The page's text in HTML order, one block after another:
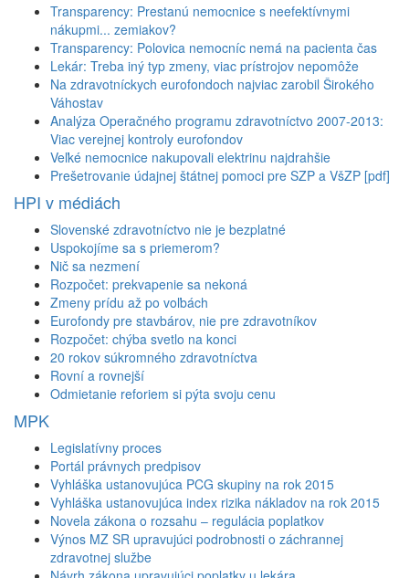
Transparency: Prestanú nemocnice s neefektívnymi
nákupmi... zemiakov?
Transparency: Polovica nemocníc nemá na pacienta čas
Lekár: Treba iný typ zmeny, viac prístrojov nepomôže
Na zdravotníckych eurofondoch najviac zarobil Širokého
Váhostav
Analýza Operačného programu zdravotníctvo 2007-2013:
Viac verejnej kontroly eurofondov
Veľké nemocnice nakupovali elektrinu najdrahšie
Prešetrovanie údajnej štátnej pomoci pre SZP a VšZP [pdf]
HPI v médiách
Slovenské zdravotníctvo nie je bezplatné
Uspokojíme sa s priemerom?
Nič sa nezmení
Rozpočet: prekvapenie sa nekoná
Zmeny prídu až po voľbách
Eurofondy pre stavbárov, nie pre zdravotníkov
Rozpočet: chýba svetlo na konci
20 rokov súkromného zdravotníctva
Rovní a rovnejší
Odmietanie reforiem si pýta svoju cenu
MPK
Legislatívny proces
Portál právnych predpisov
Vyhláška ustanovujúca PCG skupiny na rok 2015
Vyhláška ustanovujúca index rizika nákladov na rok 2015
Novela zákona o rozsahu – regulácia poplatkov
Výnos MZ SR upravujúci podrobnosti o záchrannej
zdravotnej službe